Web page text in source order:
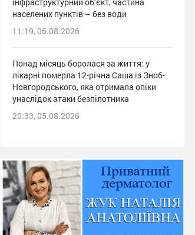
інфраструктурний об’єкт, частина
населених пунктів – без води
11:19, 06.08.2026
Понад місяць боролася за життя: у
лікарні померла 12-річна Саша із Зноб-
Новгородського, яка отримала опіки
унаслідок атаки безпілотника
20:33, 05.08.2026